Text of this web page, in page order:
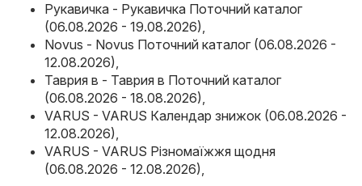
Рукавичка - Рукавичка Поточний каталог
(06.08.2026 - 19.08.2026),
Novus - Novus Поточний каталог (06.08.2026 -
12.08.2026),
Таврия в - Таврия в Поточний каталог
(06.08.2026 - 18.08.2026),
VARUS - VARUS Календар знижок (06.08.2026 -
12.08.2026),
VARUS - VARUS Різномаїжжя щодня
(06.08.2026 - 12.08.2026),